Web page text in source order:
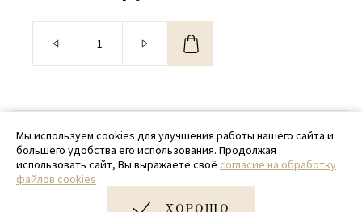
© 2020 - 2026 SamPack
+ 7 (918) 699-97-87
zakaz@sampack.store
Мы используем cookies для улучшения работы нашего сайта и
большего удобства его использования. Продолжая
использовать сайт, Вы выражаете своё согласие на обработку
файлов cookies